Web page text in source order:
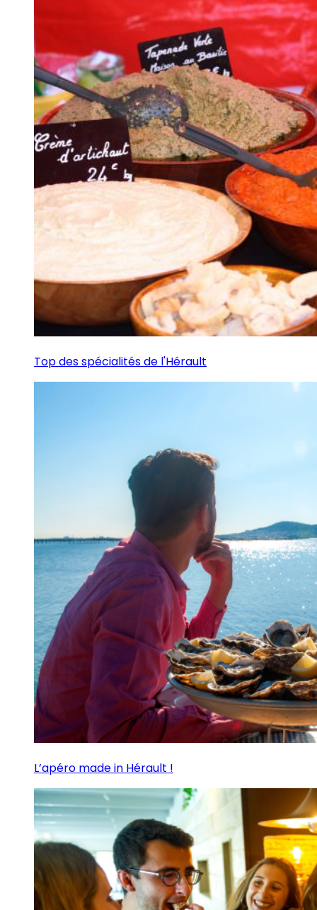
Top des spécialités de l'Hérault
L’apéro made in Hérault !